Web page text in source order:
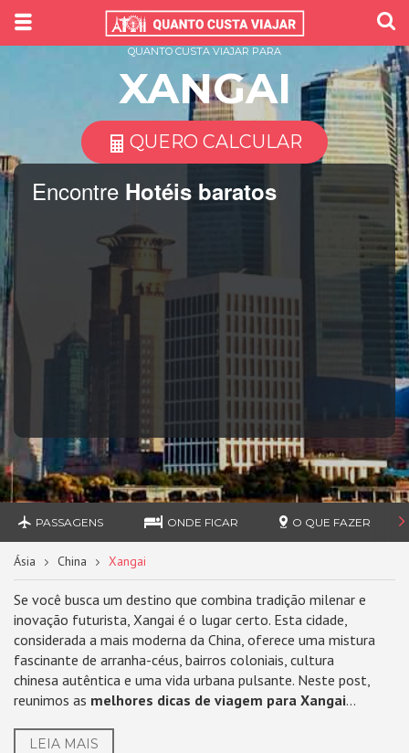
Encontre Hotéis baratos
QUANTO CUSTA VIAJAR PARA
XANGAI
QUERO CALCULAR
PASSAGENS ONDE FICAR O QUE FAZER
Ásia China Xangai
Se você busca um destino que combina tradição milenar e
inovação futurista, Xangai é o lugar certo. Esta cidade,
considerada a mais moderna da China, oferece uma mistura
fascinante de arranha-céus, bairros coloniais, cultura
chinesa autêntica e uma vida urbana pulsante. Neste post,
reunimos as melhores dicas de viagem para Xangai...
LEIA MAIS